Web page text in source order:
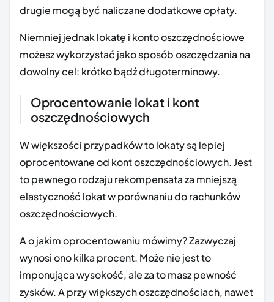
drugie mogą być naliczane dodatkowe opłaty.
Niemniej jednak lokatę i konto oszczędnościowe
możesz wykorzystać jako sposób oszczędzania na
dowolny cel: krótko bądź długoterminowy.
Oprocentowanie lokat i kont
oszczędnościowych
W większości przypadków to lokaty są lepiej
oprocentowane od kont oszczędnościowych. Jest
to pewnego rodzaju rekompensata za mniejszą
elastyczność lokat w porównaniu do rachunków
oszczędnościowych.
A o jakim oprocentowaniu mówimy? Zazwyczaj
wynosi ono kilka procent. Może nie jest to
imponująca wysokość, ale za to masz pewność
zysków. A przy większych oszczędnościach, nawet